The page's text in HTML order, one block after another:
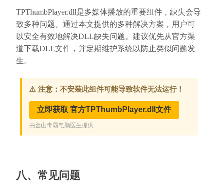
TPThumbPlayer.dll是多媒体播放的重要组件，缺失会导
致多种问题。通过本文提供的多种解决方案，用户可
以安全有效地解决DLL缺失问题。建议优先从官方渠
道下载DLL文件，并定期维护系统以防止类似问题发
生。
八、常见问题